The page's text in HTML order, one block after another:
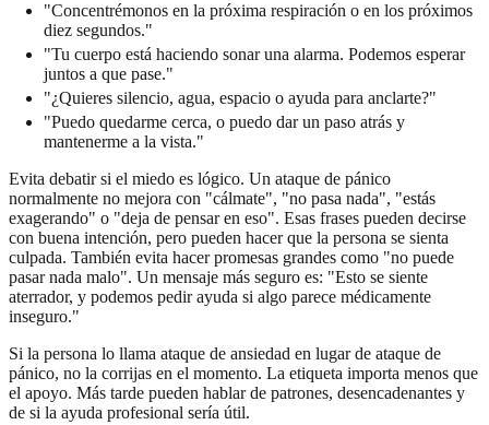
"Concentrémonos en la próxima respiración o en los próximos
diez segundos."
"Tu cuerpo está haciendo sonar una alarma. Podemos esperar
juntos a que pase."
"¿Quieres silencio, agua, espacio o ayuda para anclarte?"
"Puedo quedarme cerca, o puedo dar un paso atrás y
mantenerme a la vista."
Evita debatir si el miedo es lógico. Un ataque de pánico
normalmente no mejora con "cálmate", "no pasa nada", "estás
exagerando" o "deja de pensar en eso". Esas frases pueden decirse
con buena intención, pero pueden hacer que la persona se sienta
culpada. También evita hacer promesas grandes como "no puede
pasar nada malo". Un mensaje más seguro es: "Esto se siente
aterrador, y podemos pedir ayuda si algo parece médicamente
inseguro."
Si la persona lo llama ataque de ansiedad en lugar de ataque de
pánico, no la corrijas en el momento. La etiqueta importa menos que
el apoyo. Más tarde pueden hablar de patrones, desencadenantes y
de si la ayuda profesional sería útil.